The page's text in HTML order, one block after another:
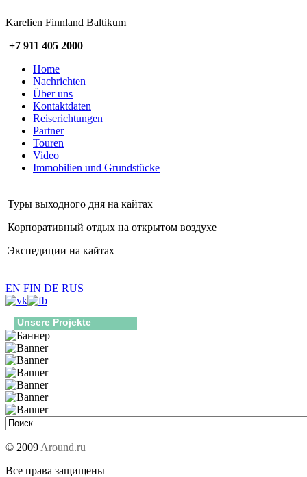
Karelien Finnland Baltikum
+7 911 405 2000
Home
Nachrichten
Über uns
Kontaktdaten
Reiserichtungen
Partner
Touren
Video
Immobilien und Grundstücke
Туры выходного дня на кайтах
Корпоративный отдых на открытом воздухе
Экспедиции на кайтах
EN FIN DE RUS
Unsere Projekte
© 2009 Around.ru
Все права защищены